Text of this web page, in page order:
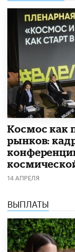
Космос как
рынков:
14 АПРЕЛЯ
ВЫПЛАТЫ